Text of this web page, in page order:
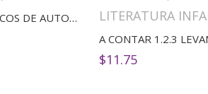
50 EJERCICIOS PRÁCTICOS DE AUTOMATIZACIÓN
LITERATURA
$11.75